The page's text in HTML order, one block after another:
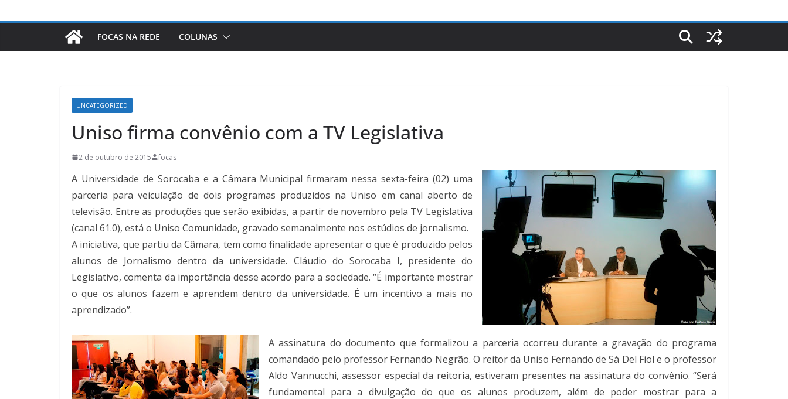
FOCAS NA REDE COLUNAS
UNCATEGORIZED
Uniso firma convênio com a TV Legislativa
2 de outubro de 2015 focas
A Universidade de Sorocaba e a Câmara Municipal firmaram nessa sexta-feira (02) uma
parceria para veiculação de dois programas produzidos na Uniso em canal aberto de
televisão. Entre as produções que serão exibidas, a partir de novembro pela TV Legislativa
(canal 61.0), está o Uniso Comunidade, gravado semanalmente nos estúdios de jornalismo.
A iniciativa, que partiu da Câmara, tem como finalidade apresentar o que é produzido pelos
alunos de Jornalismo dentro da universidade. Cláudio do Sorocaba I, presidente do
Legislativo, comenta da importância desse acordo para a sociedade. “É importante mostrar
o que os alunos fazem e aprendem dentro da universidade. É um incentivo a mais no
aprendizado”.
A assinatura do documento que formalizou a parceria ocorreu durante a gravação do programa
comandado pelo professor Fernando Negrão. O reitor da Uniso Fernando de Sá Del Fiol e o professor
Aldo Vannucchi, assessor especial da reitoria, estiveram presentes na assinatura do convênio. “Será
fundamental para a divulgação do que os alunos produzem, além de poder mostrar para a